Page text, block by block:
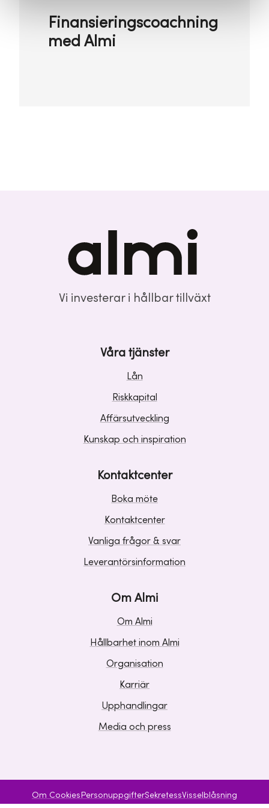
Finansieringscoachning
med Almi
Vi investerar i hållbar tillväxt
Våra tjänster
Lån
Riskkapital
Affärsutveckling
Kunskap och inspiration
Kontaktcenter
Boka möte
Kontaktcenter
Vanliga frågor & svar
Leverantörsinformation
Om Almi
Om Almi
Hållbarhet inom Almi
Organisation
Karriär
Upphandlingar
Media och press
Om CookiesPersonuppgifterSekretessVisselblåsning